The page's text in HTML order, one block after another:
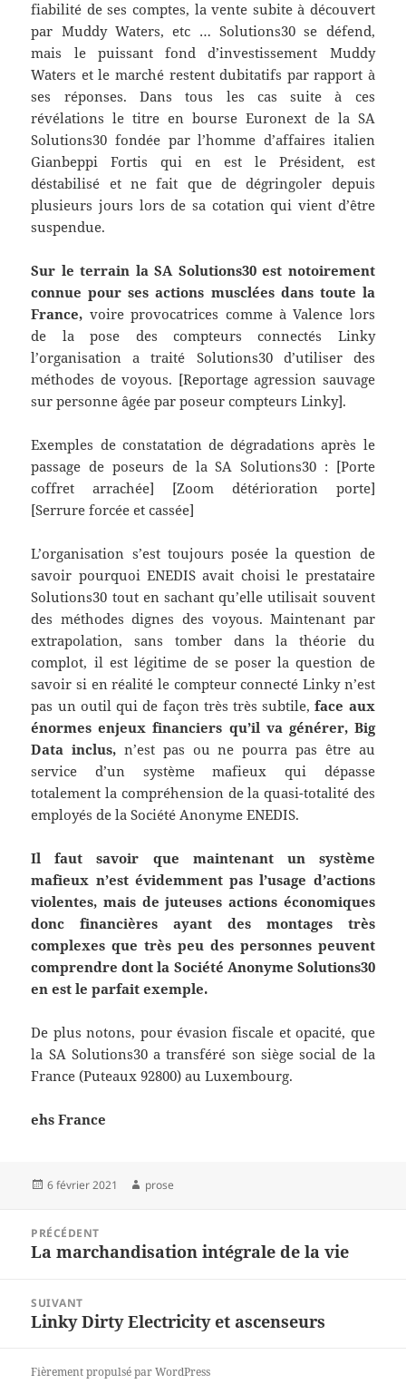
fiabilité de ses comptes, la vente subite à découvert
par Muddy Waters, etc … Solutions30 se défend,
mais le puissant fond d’investissement Muddy
Waters et le marché restent dubitatifs par rapport à
ses réponses. Dans tous les cas suite à ces
révélations le titre en bourse Euronext de la SA
Solutions30 fondée par l’homme d’affaires italien
Gianbeppi Fortis qui en est le Président, est
déstabilisé et ne fait que de dégringoler depuis
plusieurs jours lors de sa cotation qui vient d’être
suspendue.
Sur le terrain la SA Solutions30 est notoirement
connue pour ses actions musclées dans toute la
France, voire provocatrices comme à Valence lors
de la pose des compteurs connectés Linky
l’organisation a traité Solutions30 d’utiliser des
méthodes de voyous. [Reportage agression sauvage
sur personne âgée par poseur compteurs Linky].
Exemples de constatation de dégradations après le
passage de poseurs de la SA Solutions30 : [Porte
coffret arrachée] [Zoom détérioration porte]
[Serrure forcée et cassée]
L’organisation s’est toujours posée la question de
savoir pourquoi ENEDIS avait choisi le prestataire
Solutions30 tout en sachant qu’elle utilisait souvent
des méthodes dignes des voyous. Maintenant par
extrapolation, sans tomber dans la théorie du
complot, il est légitime de se poser la question de
savoir si en réalité le compteur connecté Linky n’est
pas un outil qui de façon très très subtile,face aux
énormes enjeux financiers qu’il va générer, Big
Data inclus,n’est pas ou ne pourra pas être au
service d’un système mafieux qui dépasse
totalement la compréhension de la quasi-totalité des
employés de la Société Anonyme ENEDIS.
Il faut savoir que maintenant un système
mafieux n’est évidemment pas l’usage d’actions
violentes, mais de juteuses actions économiques
donc financières ayant des montages très
complexes que très peu des personnes peuvent
comprendre dont la Société Anonyme Solutions30
en est le parfait exemple.
De plus notons, pour évasion fiscale et opacité, que
la SA Solutions30 a transféré son siège social de la
France (Puteaux 92800) au Luxembourg.
ehs France
Publié
6 février 2021 Auteur
prose
l’article
PRÉCÉDENT
Article
La marchandisation intégrale de la vie
SUIVANT
Article
Linky Dirty Electricity et ascenseurs
Fièrement propulsé par WordPress